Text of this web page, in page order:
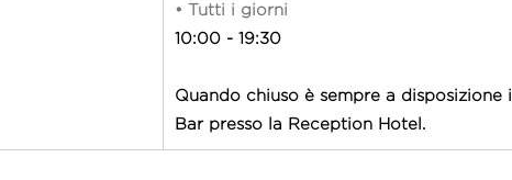
• Tutti i giorni
10:00 - 19:30
Quando chiuso è sempre a disposizione il
Bar presso la Reception Hotel.